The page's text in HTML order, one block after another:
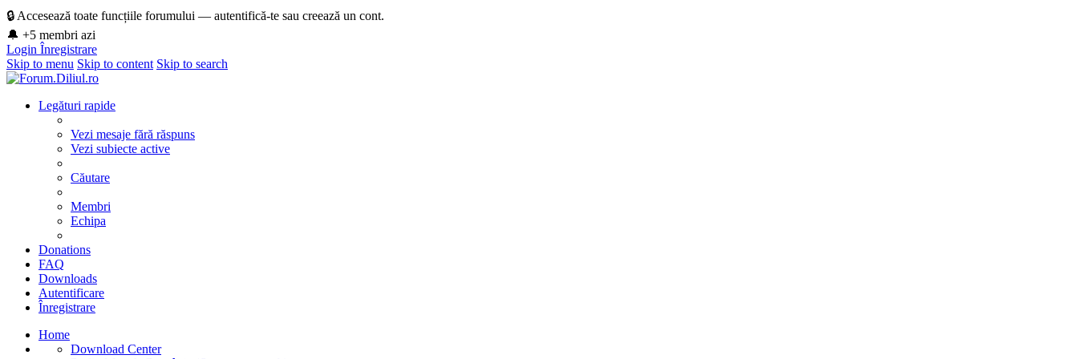
🔒 Accesează toate funcțiile forumului — autentifică-te sau creează un cont.
🔔 +5 membri azi
Login Înregistrare
Skip to menu Skip to content Skip to search
Legături rapide
Vezi mesaje fără răspuns
Vezi subiecte active
Căutare
Membri
Echipa
Donations
FAQ
Downloads
Autentificare
Înregistrare
Home
Download Center